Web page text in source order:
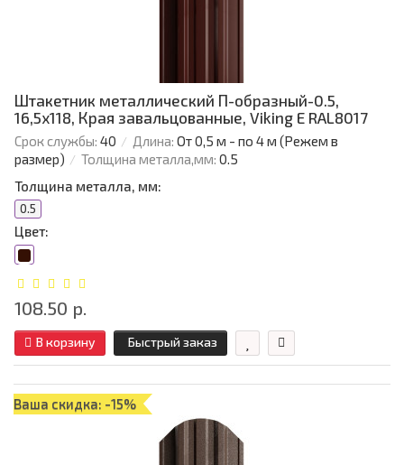
Штакетник металлический П-образный-0.5,
16,5х118, Края завальцованные, Viking E RAL8017
Срок службы: 40 Длина: От 0,5 м - по 4 м (Режем в
размер)
Толщина металла,мм: 0.5
Толщина металла, мм:
0.5
Цвет:
108.50 р.
В корзину Быстрый заказ
Ваша скидка: -15%